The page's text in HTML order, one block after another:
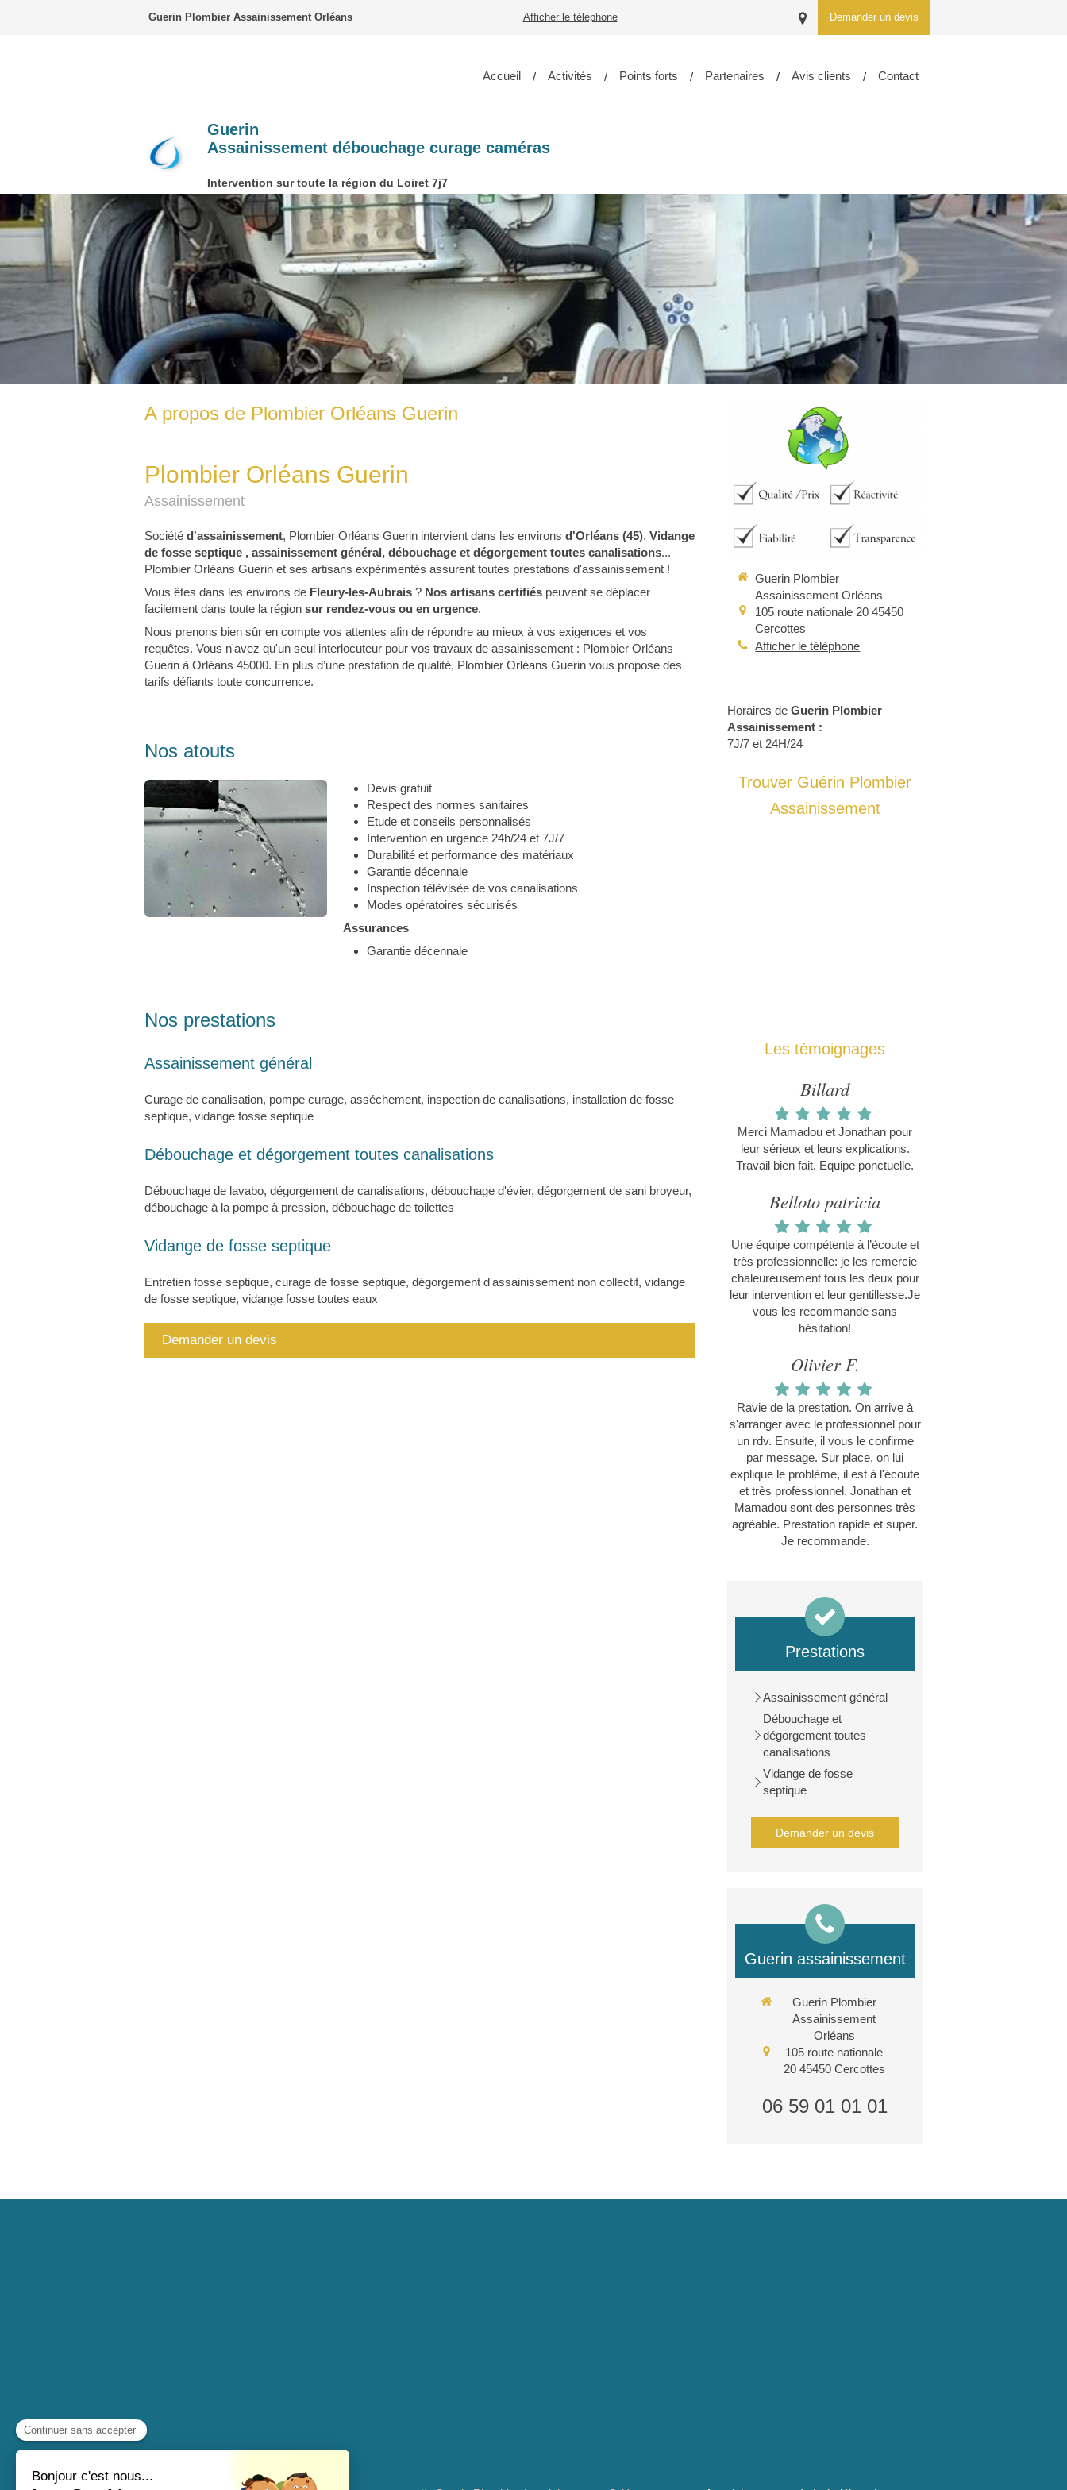
Guerin Plombier Assainissement Orléans Afficher le téléphone Demander un devis
Accueil Activités Points forts Partenaires Avis clients Contact
Guerin
Assainissement débouchage curage caméras
Intervention sur toute la région du Loiret 7j7
A propos de Plombier Orléans Guerin
Plombier Orléans Guerin
Assainissement
Société d'assainissement, Plombier Orléans Guerin intervient dans les environs d'Orléans (45). Vidange
de fosse septique , assainissement général, débouchage et dégorgement toutes canalisations...
Plombier Orléans Guerin et ses artisans expérimentés assurent toutes prestations d'assainissement !
Vous êtes dans les environs de Fleury-les-Aubrais ? Nos artisans certifiés peuvent se déplacer
facilement dans toute la région sur rendez-vous ou en urgence.
Nous prenons bien sûr en compte vos attentes afin de répondre au mieux à vos exigences et vos
requêtes. Vous n'avez qu'un seul interlocuteur pour vos travaux de assainissement : Plombier Orléans
Guerin à Orléans 45000. En plus d’une prestation de qualité, Plombier Orléans Guerin vous propose des
tarifs défiants toute concurrence.
Nos atouts
Devis gratuit
Respect des normes sanitaires
Etude et conseils personnalisés
Intervention en urgence 24h/24 et 7J/7
Durabilité et performance des matériaux
Garantie décennale
Inspection télévisée de vos canalisations
Modes opératoires sécurisés
Assurances
Garantie décennale
Nos prestations
Assainissement général
Curage de canalisation, pompe curage, asséchement, inspection de canalisations, installation de fosse
septique, vidange fosse septique
Débouchage et dégorgement toutes canalisations
Débouchage de lavabo, dégorgement de canalisations, débouchage d'évier, dégorgement de sani broyeur,
débouchage à la pompe à pression, débouchage de toilettes
Vidange de fosse septique
Entretien fosse septique, curage de fosse septique, dégorgement d'assainissement non collectif, vidange
de fosse septique, vidange fosse toutes eaux
Demander un devis
Guerin Plombier
Assainissement Orléans
105 route nationale 20 45450
Cercottes
Afficher le téléphone
Horaires deGuerin Plombier
Assainissement :
7J/7 et 24H/24
Trouver Guérin Plombier
Assainissement
Les témoignages
Billard
Merci Mamadou et Jonathan pour
leur sérieux et leurs explications.
Travail bien fait. Equipe ponctuelle.
Belloto patricia
Une équipe compétente à l’écoute et
très professionnelle: je les remercie
chaleureusement tous les deux pour
leur intervention et leur gentillesse.Je
vous les recommande sans
hésitation!
Olivier F.
Ravie de la prestation. On arrive à
s'arranger avec le professionnel pour
un rdv. Ensuite, il vous le confirme
par message. Sur place, on lui
explique le problème, il est à l'écoute
et très professionnel. Jonathan et
Mamadou sont des personnes très
agréable. Prestation rapide et super.
Je recommande.
Prestations
Assainissement général
Débouchage et
dégorgement toutes
canalisations
Vidange de fosse
septique
Demander un devis
Guerin assainissement
Guerin Plombier
Assainissement
Orléans
105 route nationale
20 45450 Cercottes
06 59 01 01 01